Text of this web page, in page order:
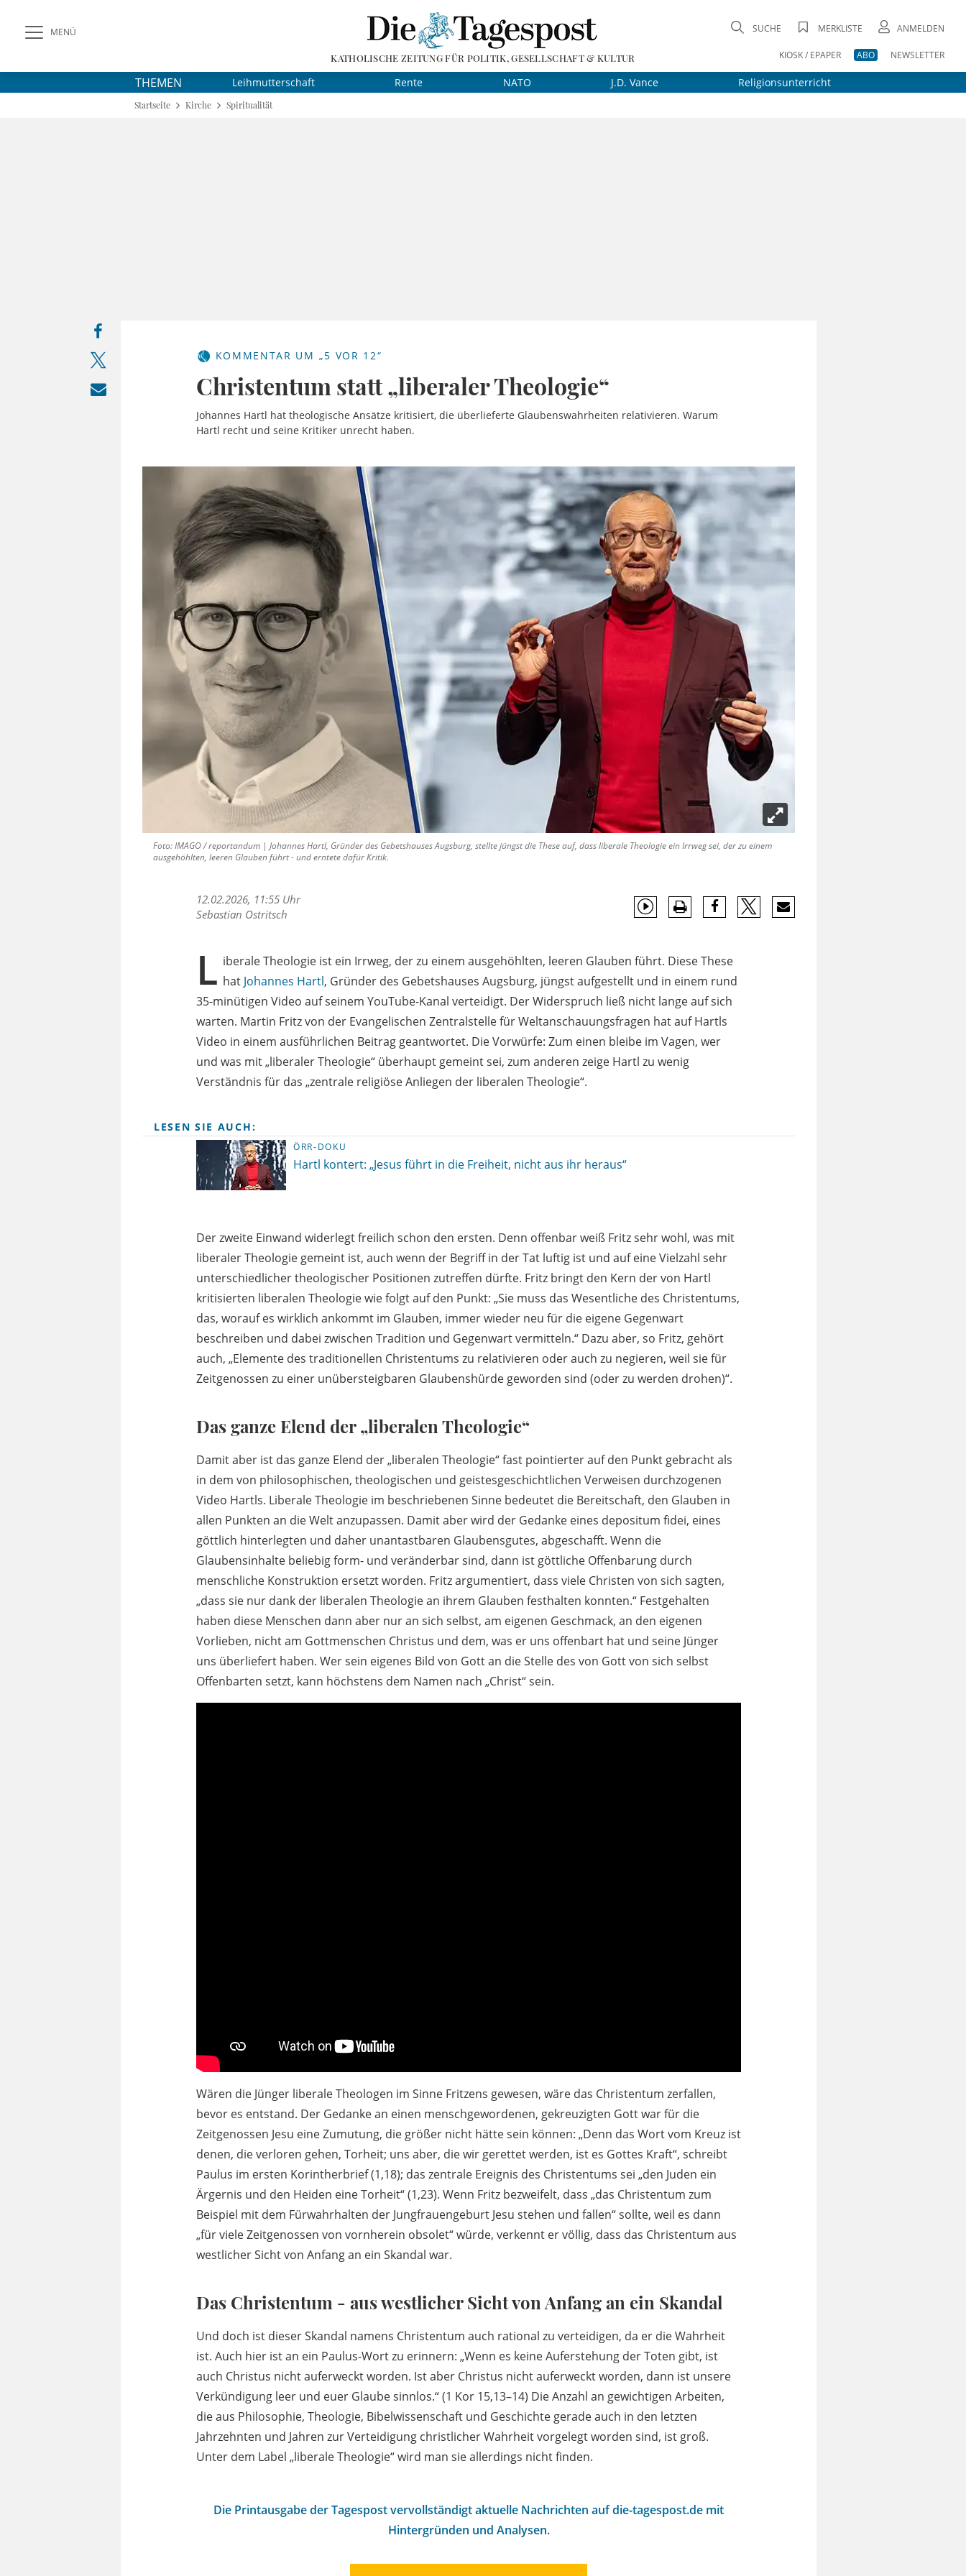
MENÜ
KATHOLISCHE ZEITUNG FÜR POLITIK, GESELLSCHAFT & KULTUR
SUCHE MERKLISTE ANMELDEN
KIOSK / EPAPER ABO NEWSLETTER
THEMEN Leihmutterschaft Rente NATO J.D. Vance Religionsunterricht
Startseite Kirche Spiritualität
KOMMENTAR UM „5 VOR 12“
Christentum statt „liberaler Theologie“
Johannes Hartl hat theologische Ansätze kritisiert, die überlieferte Glaubenswahrheiten relativieren. Warum
Hartl recht und seine Kritiker unrecht haben.
Foto: IMAGO / reportandum | Johannes Hartl, Gründer des Gebetshauses Augsburg, stellte jüngst die These auf, dass liberale Theologie ein Irrweg sei, der zu einem
ausgehöhlten, leeren Glauben führt - und erntete dafür Kritik.
12.02.2026, 11:55 Uhr
Sebastian Ostritsch
L iberale Theologie ist ein Irrweg, der zu einem ausgehöhlten, leeren Glauben führt. Diese These
hat Johannes Hartl, Gründer des Gebetshauses Augsburg, jüngst aufgestellt und in einem rund
35-minütigen Video auf seinem YouTube-Kanal verteidigt. Der Widerspruch ließ nicht lange auf sich
warten. Martin Fritz von der Evangelischen Zentralstelle für Weltanschauungsfragen hat auf Hartls
Video in einem ausführlichen Beitrag geantwortet. Die Vorwürfe: Zum einen bleibe im Vagen, wer
und was mit „liberaler Theologie“ überhaupt gemeint sei, zum anderen zeige Hartl zu wenig
Verständnis für das „zentrale religiöse Anliegen der liberalen Theologie“.
LESEN SIE AUCH:
ÖRR-DOKU
Hartl kontert: „Jesus führt in die Freiheit, nicht aus ihr heraus“
Der zweite Einwand widerlegt freilich schon den ersten. Denn offenbar weiß Fritz sehr wohl, was mit
liberaler Theologie gemeint ist, auch wenn der Begriff in der Tat luftig ist und auf eine Vielzahl sehr
unterschiedlicher theologischer Positionen zutreffen dürfte. Fritz bringt den Kern der von Hartl
kritisierten liberalen Theologie wie folgt auf den Punkt: „Sie muss das Wesentliche des Christentums,
das, worauf es wirklich ankommt im Glauben, immer wieder neu für die eigene Gegenwart
beschreiben und dabei zwischen Tradition und Gegenwart vermitteln.“ Dazu aber, so Fritz, gehört
auch, „Elemente des traditionellen Christentums zu relativieren oder auch zu negieren, weil sie für
Zeitgenossen zu einer unübersteigbaren Glaubenshürde geworden sind (oder zu werden drohen)“.
Das ganze Elend der „liberalen Theologie“
Damit aber ist das ganze Elend der „liberalen Theologie“ fast pointierter auf den Punkt gebracht als
in dem von philosophischen, theologischen und geistesgeschichtlichen Verweisen durchzogenen
Video Hartls. Liberale Theologie im beschriebenen Sinne bedeutet die Bereitschaft, den Glauben in
allen Punkten an die Welt anzupassen. Damit aber wird der Gedanke eines depositum fidei, eines
göttlich hinterlegten und daher unantastbaren Glaubensgutes, abgeschafft. Wenn die
Glaubensinhalte beliebig form- und veränderbar sind, dann ist göttliche Offenbarung durch
menschliche Konstruktion ersetzt worden. Fritz argumentiert, dass viele Christen von sich sagten,
„dass sie nur dank der liberalen Theologie an ihrem Glauben festhalten konnten.“ Festgehalten
haben diese Menschen dann aber nur an sich selbst, am eigenen Geschmack, an den eigenen
Vorlieben, nicht am Gottmenschen Christus und dem, was er uns offenbart hat und seine Jünger
uns überliefert haben. Wer sein eigenes Bild von Gott an die Stelle des von Gott von sich selbst
Offenbarten setzt, kann höchstens dem Namen nach „Christ“ sein.
Wären die Jünger liberale Theologen im Sinne Fritzens gewesen, wäre das Christentum zerfallen,
bevor es entstand. Der Gedanke an einen menschgewordenen, gekreuzigten Gott war für die
Zeitgenossen Jesu eine Zumutung, die größer nicht hätte sein können: „Denn das Wort vom Kreuz ist
denen, die verloren gehen, Torheit; uns aber, die wir gerettet werden, ist es Gottes Kraft“, schreibt
Paulus im ersten Korintherbrief (1,18); das zentrale Ereignis des Christentums sei „den Juden ein
Ärgernis und den Heiden eine Torheit“ (1,23). Wenn Fritz bezweifelt, dass „das Christentum zum
Beispiel mit dem Fürwahrhalten der Jungfrauengeburt Jesu stehen und fallen“ sollte, weil es dann
„für viele Zeitgenossen von vornherein obsolet“ würde, verkennt er völlig, dass das Christentum aus
westlicher Sicht von Anfang an ein Skandal war.
Das Christentum - aus westlicher Sicht von Anfang an ein Skandal
Und doch ist dieser Skandal namens Christentum auch rational zu verteidigen, da er die Wahrheit
ist. Auch hier ist an ein Paulus-Wort zu erinnern: „Wenn es keine Auferstehung der Toten gibt, ist
auch Christus nicht auferweckt worden. Ist aber Christus nicht auferweckt worden, dann ist unsere
Verkündigung leer und euer Glaube sinnlos.“ (1 Kor 15,13–14) Die Anzahl an gewichtigen Arbeiten,
die aus Philosophie, Theologie, Bibelwissenschaft und Geschichte gerade auch in den letzten
Jahrzehnten und Jahren zur Verteidigung christlicher Wahrheit vorgelegt worden sind, ist groß.
Unter dem Label „liberale Theologie“ wird man sie allerdings nicht finden.
Die Printausgabe der Tagespost vervollständigt aktuelle Nachrichten auf die-tagespost.de mit
Hintergründen und Analysen.